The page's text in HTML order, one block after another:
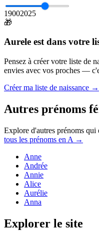
19002025
🎁
Aurele est dans votre
Pensez à créer votre liste de
envies avec vos proches —
Créer ma liste de naissance →
Autres prénoms
Explore d'autres prénoms qui
tous les prénoms en A →
Anne
Andrée
Annie
Alice
Aurélie
Anna
Explorer le site